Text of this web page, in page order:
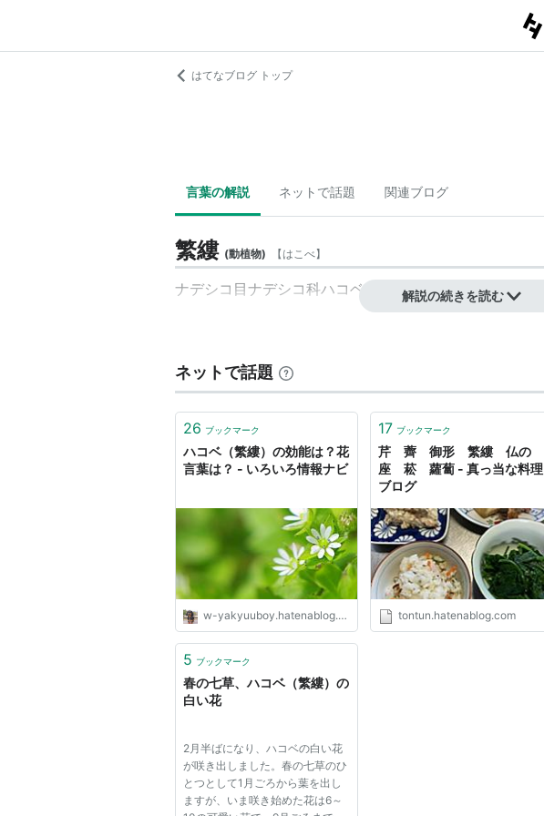
はてなブログ トップ
言葉の解説 ネットで話題 関連ブログ
繁縷 (動植物) 【はこべ】
ナデシコ目ナデシコ科ハコベ属の草植物。→ハコベ
解説の続きを読む
ネットで話題
26 ブックマーク
ハコベ（繁縷）の効能は？花
言葉は？ - いろいろ情報ナビ
w-yakyuuboy.hatenablog.com
17 ブックマーク
芹 薺 御形 繁縷 仏の
座 菘 蘿蔔 - 真っ当な料理
ブログ
tontun.hatenablog.com
5 ブックマーク
春の七草、ハコベ（繁縷）の
白い花
2月半ばになり、ハコベの白い花
が咲き出しました。春の七草のひ
とつとして1月ごろから葉を出し
ますが、いま咲き始めた花は6～